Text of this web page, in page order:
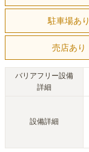
駐車場あり
売店あり
バリアフリー設備
詳細
設備詳細